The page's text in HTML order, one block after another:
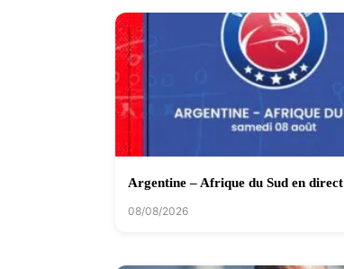
Argentine – Afrique du Sud en direct
08/08/2026